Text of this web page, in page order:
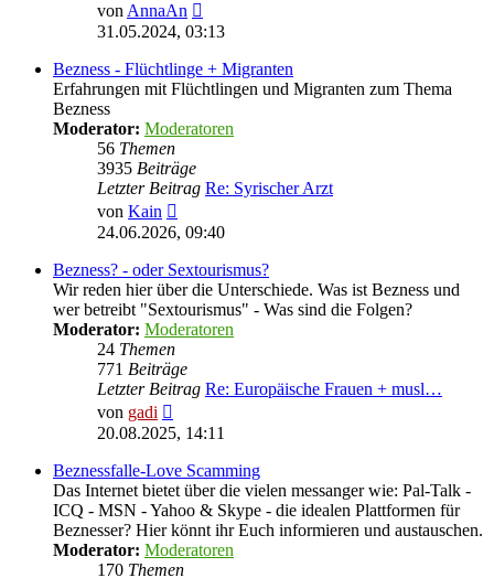
von AnnaAn
Beitrag
31.05.2024, 03:13
Bezness - Flüchtlinge + Migranten
Erfahrungen mit Flüchtlingen und Migranten zum Thema
Bezness
Moderator: Moderatoren
56 Themen
3935 Beiträge
Letzter Beitrag Re: Syrischer Arzt
von Kain
Beitrag
24.06.2026, 09:40
Bezness? - oder Sextourismus?
Wir reden hier über die Unterschiede. Was ist Bezness und
wer betreibt "Sextourismus" - Was sind die Folgen?
Moderator: Moderatoren
24 Themen
771 Beiträge
Letzter Beitrag Re: Europäische Frauen + musl…
von gadi
Beitrag
20.08.2025, 14:11
Beznessfalle-Love Scamming
Das Internet bietet über die vielen messanger wie: Pal-Talk -
ICQ - MSN - Yahoo & Skype - die idealen Plattformen für
Beznesser? Hier könnt ihr Euch informieren und austauschen.
Moderator: Moderatoren
170 Themen